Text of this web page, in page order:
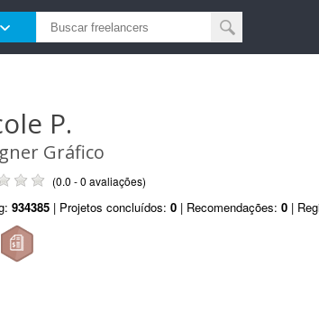
P.
Gráfico
(0.0 - 0 avaliações)
934385 | Projetos concluídos: 0 | Recomendações: 0 |